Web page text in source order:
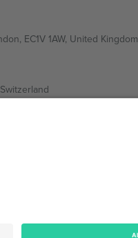
EC1V 1AW, United Kingdom